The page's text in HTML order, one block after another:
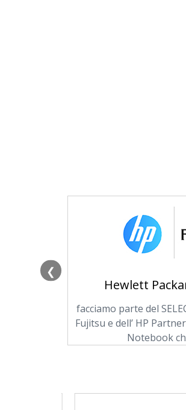
❮
Hewlett
facciamo parte del
Fujitsu e dell’ HP
Notebook